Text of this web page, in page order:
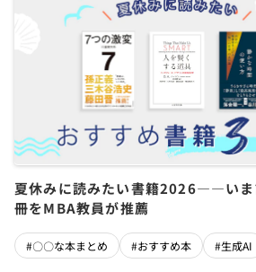
夏休みに読みたい書籍2026――いま
冊をMBA教員が推薦
#〇〇な本まとめ #おすすめ本 #生成AI